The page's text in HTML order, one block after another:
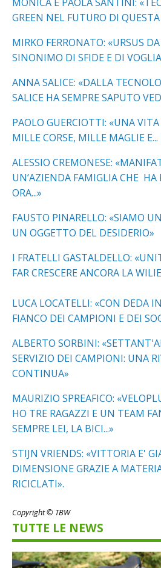
GREEN NEL FUTURO DI
MIRKO FERRONATO: «URSUS
SINONIMO DI SFIDE E DI VOGLIA
ANNA SALICE: «DALLA
SALICE HA SEMPRE SAPUTO
PAOLO GUERCIOTTI: «UNA
MILLE CORSE, MILLE MAGLIE
ALESSIO CREMONESE:
UN’AZIENDA FAMIGLIA CHE HA
ORA...»
FAUSTO PINARELLO: «SIAMO
UN OGGETTO DEL DESIDERIO»
I FRATELLI GASTALDELLO:
FAR CRESCERE ANCORA LA
LUCA LOCATELLI: «CON DEDA
FIANCO DEI CAMPIONI E DEI
ALBERTO SORBINI:
SERVIZIO DEI CAMPIONI: UNA
CONTINUA»
MAURIZIO SPREAFICO:
HO TRE RAGAZZI E UN TEAM
SEMPRE LEI, LA BICI...»
STIJN VRIENDS: «VITTORIA E'
DIMENSIONE GRAZIE A
RICICLATI».
Copyright © TBW
TUTTE LE NEWS